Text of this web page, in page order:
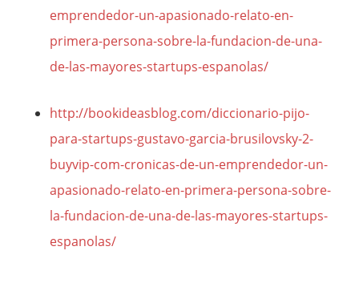
emprendedor-un-apasionado-relato-en-
primera-persona-sobre-la-fundacion-de-una-
de-las-mayores-startups-espanolas/
http://bookideasblog.com/diccionario-pijo-
para-startups-gustavo-garcia-brusilovsky-2-
buyvip-com-cronicas-de-un-emprendedor-un-
apasionado-relato-en-primera-persona-sobre-
la-fundacion-de-una-de-las-mayores-startups-
espanolas/